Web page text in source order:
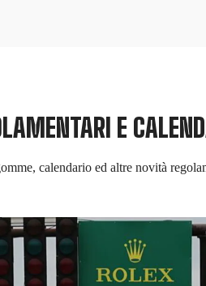
E
calendario ed altre novità